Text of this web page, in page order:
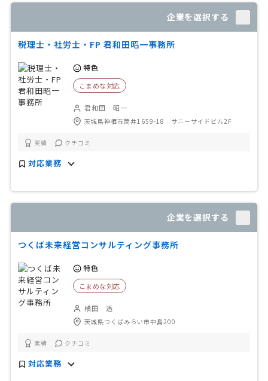
企業を選択する
税理士・社労士・FP 君和田昭一事務所
特色
こまめな対応
君和田 昭一
茨城県神栖市筒井1659-18 サニーサイドビル2F
実績 クチコミ
対応業務
企業を選択する
つくば未来経営コンサルティング事務所
特色
こまめな対応
横田 透
茨城県つくばみらい市中島200
実績 クチコミ
対応業務